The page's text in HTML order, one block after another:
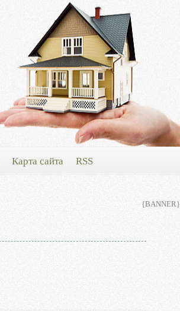
Карта сайта RSS
{BANNER}